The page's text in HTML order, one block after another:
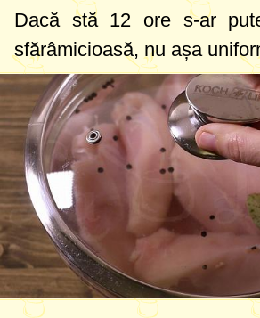
Dacă stă 12 ore s-ar
sfărâmicioasă, nu așa